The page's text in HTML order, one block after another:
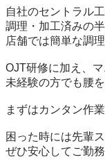
自社のセントラル工
調理・加工済みの
店舗では簡単な調
OJT研修に加え、
未経験の方でも腰
まずはカンタン作
困った時には先輩
ぜひ安心してご勤